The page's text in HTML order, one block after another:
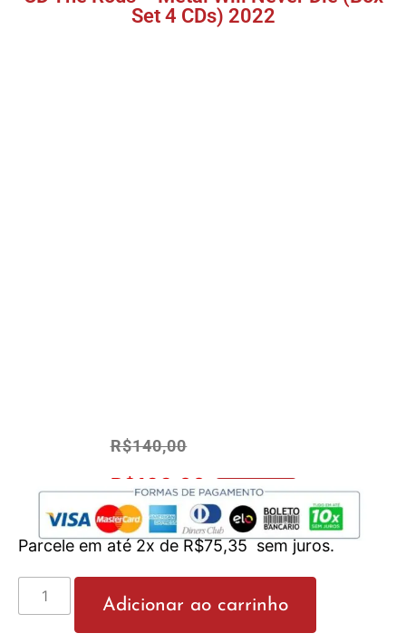
Set 4 CDs) 2022
R$140,00
R$133,00 No Pix 5% OFF
Parcele em até 2x deR$75,35 sem juros.
Adicionar ao carrinho